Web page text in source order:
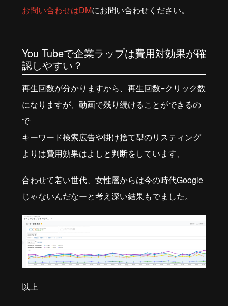
お問い合わせはDMにお問い合わせください。
You Tubeで企業ラップは費用対効果が確
認しやすい？
再生回数が分かりますから、再生回数=クリック数
になりますが、動画で残り続けることができるの
で
キーワード検索広告や掛け捨て型のリスティング
よりは費用効果はよしと判断をしています、
合わせて若い世代、女性層からは今の時代Google
じゃないんだなーと考え深い結果もでました。
以上